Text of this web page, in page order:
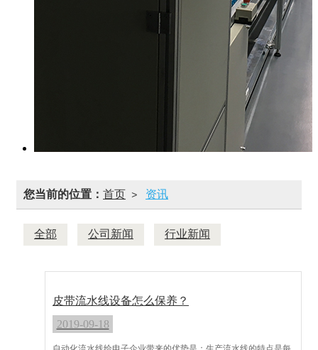
您当前的位置： 首页 > 资讯
全部 公司新闻 行业新闻
皮带流水线设备怎么保养？
2019-09-18